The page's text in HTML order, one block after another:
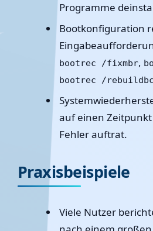
Programme
Bootkonfiguration
bootrec /fixmbr,
bootrec /
auf einen
Fehler auftrat.
Praxisbeispiele
Viele Nutzer